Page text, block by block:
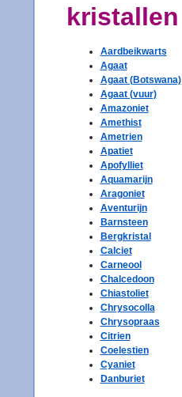
kristallen
Aardbeikwarts
Agaat
Agaat (Botswana)
Agaat (vuur)
Amazoniet
Amethist
Ametrien
Apatiet
Apofylliet
Aquamarijn
Aragoniet
Aventurijn
Barnsteen
Bergkristal
Calciet
Carneool
Chalcedoon
Chiastoliet
Chrysocolla
Chrysopraas
Citrien
Coelestien
Cyaniet
Danburiet